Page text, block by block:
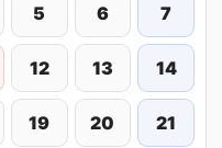
5 6 7
12 13 14
19 20 21